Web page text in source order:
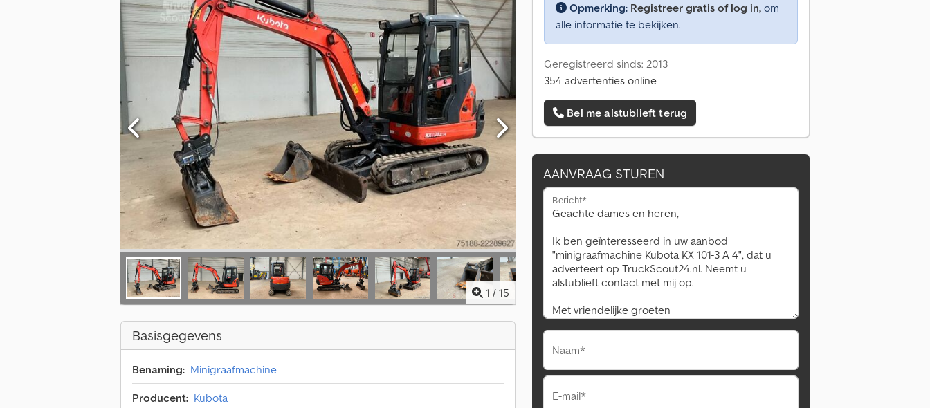
1 / 15
Basisgegevens
Benaming: Minigraafmachine
Producent: Kubota
Opmerking: Registreer gratis of log in, om
alle informatie te bekijken.
Geregistreerd sinds: 2013
354 advertenties online
Bel me alstublieft terug
AANVRAAG STUREN
Bericht*
Naam*
E-mail*